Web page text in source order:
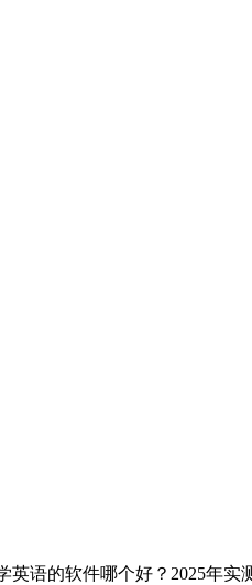
的软件哪个好？2025年实